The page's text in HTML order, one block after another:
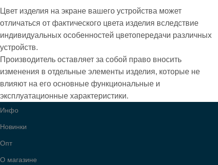
АКЦИЯ
Бесплатная
доставка при
оплате на карту
ВСЕ МОДЕЛИ 131
АКЦИЯ
Бесплатная
оплате на карту
ВСЕ МОДЕЛИ
Цвет изделия на экране вашего устройства может
отличаться от фактического цвета изделия вследствие
индивидуальных особенностей цветопередачи различных
устройств.
Производитель оставляет за собой право вносить
изменения в отдельные элементы изделия, которые не
влияют на его основные функциональные и
эксплуатационные характеристики.
Инфо
Новинки
Опт
О магазине